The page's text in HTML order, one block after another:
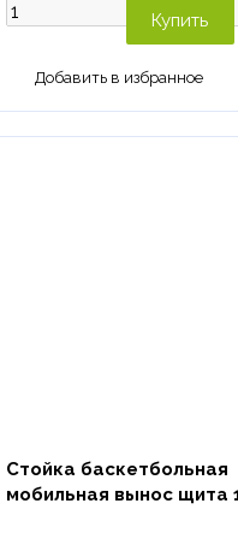
Купить
Стойка баскетбольная
мобильная вынос щита